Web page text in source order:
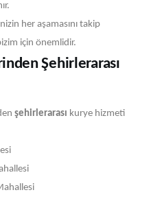
her aşamasını takip
için önemlidir.
Şehirlerarası
şehirlerarası kurye hizmeti